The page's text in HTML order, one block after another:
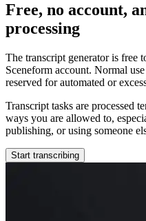
Free, no account,
processing
The transcript generator is free
Sceneform account. Normal
reserved for automated or
Transcript tasks are processed
ways you are allowed to,
publishing, or using someone
Start transcribing